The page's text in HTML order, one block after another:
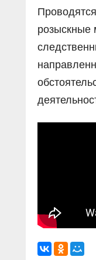
розыскные